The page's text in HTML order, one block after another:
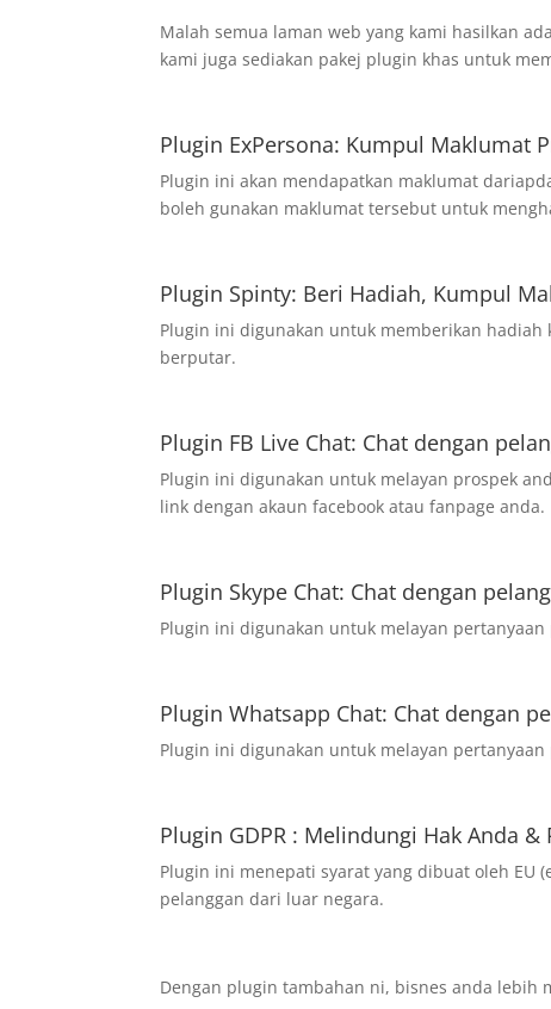
Malah semua laman web yang kami hasilkan
kami juga sediakan pakej plugin khas untuk
Plugin ExPersona: Kumpul Maklumat
Plugin ini akan mendapatkan maklumat
boleh gunakan maklumat tersebut untuk
Plugin Spinty: Beri Hadiah, Kumpul
Plugin ini digunakan untuk memberikan
berputar.
Plugin FB Live Chat: Chat dengan
Plugin ini digunakan untuk melayan prospek
link dengan akaun facebook atau fanpage anda.
Plugin Skype Chat: Chat dengan
Plugin ini digunakan untuk melayan
Plugin Whatsapp Chat: Chat dengan
Plugin ini digunakan untuk melayan
Plugin GDPR : Melindungi Hak Anda &
Plugin ini menepati syarat yang dibuat oleh EU
pelanggan dari luar negara.
Dengan plugin tambahan ni, bisnes anda lebih